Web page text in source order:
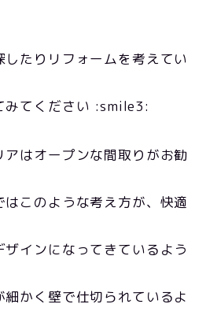
たりリフォームを考えてい
みてください :smile3:
はオープンな間取りがお勧
このような考え方が、快適
インになってきているよう
かく壁で仕切られているよ